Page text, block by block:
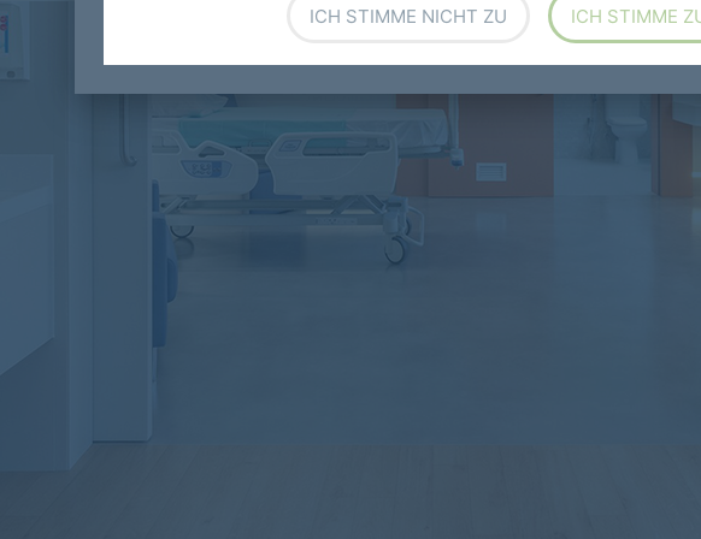
ICH STIMME NICHT ZU ICH STIMME